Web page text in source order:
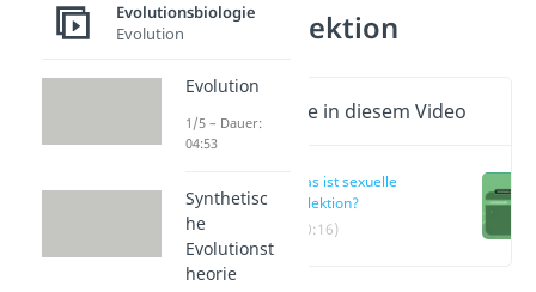
Sexuelle Selektion
Wichtige Inhalte in diesem Video
Was ist sexuelle
Selektion?
(00:16)
Evolutionsbiologie
Evolution
Evolution
1/5 – Dauer:
04:53
Synthetisc
he
Evolutionst
heorie